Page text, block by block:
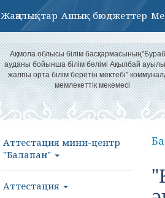
Жаңалықтар Ашық бюджеттер
Ақмола облысы білім
ауданы бойынша білім бөлімі Ақылбай
жалпы орта білім беретін мектебі"
мемлекеттік мекемесі
Аттестация мини-центр
"Балапан"
Аттестация